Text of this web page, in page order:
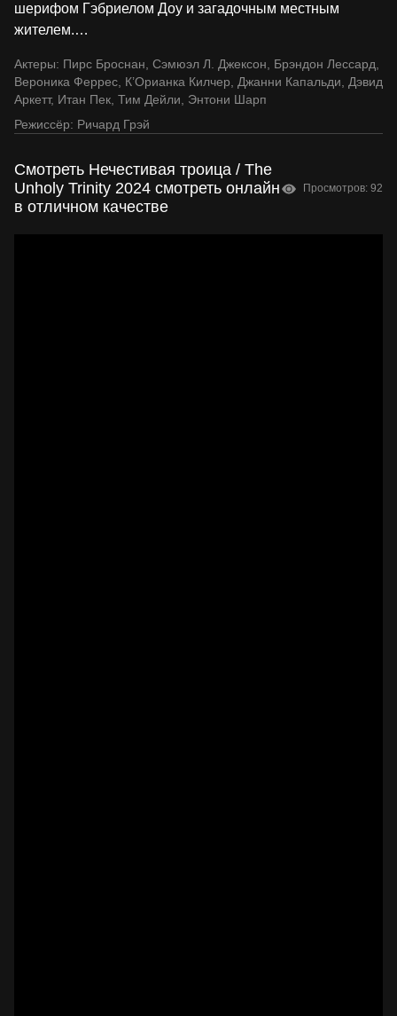
шерифом Гэбриелом Доу и загадочным местным
жителем.…
Актеры: Пирс Броснан, Сэмюэл Л. Джексон, Брэндон Лессард,
Вероника Феррес, К’Орианка Килчер, Джанни Капальди, Дэвид
Аркетт, Итан Пек, Тим Дейли, Энтони Шарп
Режиссёр: Ричард Грэй
Смотреть Нечестивая троица / The
Unholy Trinity 2024 смотреть онлайн
в отличном качестве
Просмотров: 92